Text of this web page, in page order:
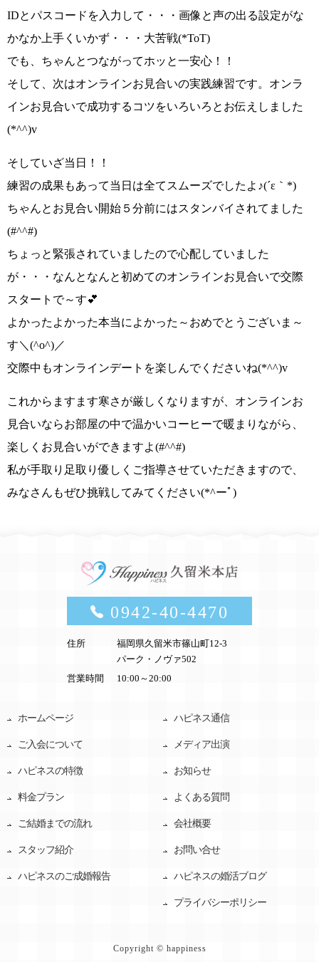
IDとパスコードを入力して・・・画像と声の出る設定がな
かなか上手くいかず・・・大苦戦(*ToT)
でも、ちゃんとつながってホッと一安心 ！！
そして、次はオンラインお見合いの実践練習です。オンラ
インお見合いで成功するコツをいろいろとお伝えしました
(*^^)v
そしていざ当日
！！
練習の成果もあって当日は全てスムーズでしたよ ♪(´ε｀*)
ちゃんとお見合い開始５分前にはスタンバイされてました
(#^^#)
ちょっと緊張されていましたので心配していました
が・・・ なんとなんと初めてのオンラインお見合いで交際
スタートで～す💕
よかったよかった本当によかった～おめでとうございま～
す＼(^o^)／
交際中もオンラインデート を楽しんでくださいね(*^^)v
これからますます寒さが厳しくなりますが、オンラインお
見合いならお部屋の中で温かいコーヒーで暖まりながら、
楽しくお見合いができますよ(#^^#)
私が手取り足取り優しくご指導させていただきますので、
みなさんもぜひ挑戦してみてください(*^ーﾟ)
0942-40-4470
住所
福岡県久留米市篠山町12-3
パーク・ノヴァ502
営業時間
10:00～20:00
ホームページ
ご入会について
ハピネスの特徴
料金プラン
ご結婚までの流れ
スタッフ紹介
ハピネスのご成婚報告
ハピネス通信
メディア出演
お知らせ
よくある質問
会社概要
お問い合せ
ハピネスの婚活ブログ
プライバシーポリシー
Copyright © happiness